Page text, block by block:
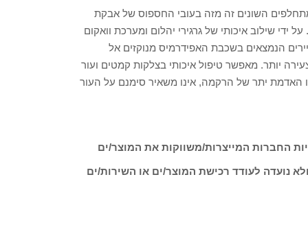
פילינג יהלום בעל 9 סוגי ראשים מתחלפים השונים זה מזה בעובי החספוס של אבקת
ידי שילוב איכותי של גרגירי יהלום ומערכת וואקום
הנמצאים בשכבת האפידרמיס מנוקזים אל
יותר. מאפשר טיפול איכותי בצלקות קמטים ועור
האדמת יתר של הרקמה, אינו משאיר סימנם על העור
החברות המייצרות/משווקות את המוצר/ים
נועדה לעודד רכישת המוצר/ים או השירות/ים